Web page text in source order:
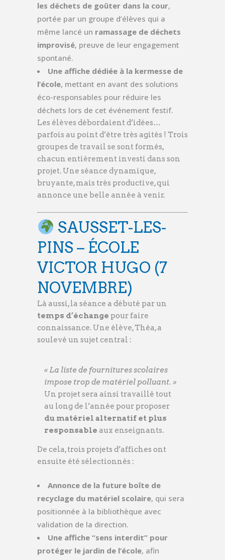
les déchets de goûter dans la cour,
portée par un groupe d’élèves qui a
même lancé un ramassage de déchets
improvisé, preuve de leur engagement
spontané.
Une affiche dédiée à la kermesse de
l’école, mettant en avant des solutions
éco-responsables pour réduire les
déchets lors de cet événement festif.
Les élèves débordaient d’idées…
parfois au point d’être très agités ! Trois
groupes de travail se sont formés,
chacun entièrement investi dans son
projet. Une séance dynamique,
bruyante, mais très productive, qui
annonce une belle année à venir.
SAUSSET-LES-
PINS – ÉCOLE
VICTOR HUGO (7
NOVEMBRE)
Là aussi, la séance a débuté par un
temps d’échange pour faire
connaissance. Une élève, Théa, a
soulevé un sujet central :
« La liste de fournitures scolaires
impose trop de matériel polluant. »
Un projet sera ainsi travaillé tout
au long de l’année pour proposer
du matériel alternatif et plus
responsable aux enseignants.
De cela, trois projets d’affiches ont
ensuite été sélectionnés :
Annonce de la future boîte de
recyclage du matériel scolaire, qui sera
positionnée à la bibliothèque avec
validation de la direction.
Une affiche “sens interdit” pour
protéger le jardin de l’école, afin